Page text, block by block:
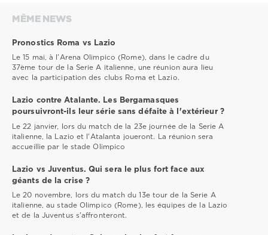
MÊME NEWS
Pronostics Roma vs Lazio
Le 15 mai, à l'Arena Olimpico (Rome), dans le cadre du
37ème tour de la Serie A italienne, une réunion aura lieu
avec la participation des clubs Roma et Lazio.
Lazio contre Atalante. Les Bergamasques
poursuivront-ils leur série sans défaite à l'extérieur ?
Le 22 janvier, lors du match de la 23e journée de la Serie A
italienne, la Lazio et l'Atalanta joueront. La réunion sera
accueillie par le stade Olimpico
Lazio vs Juventus. Qui sera le plus fort face aux
géants de la crise ?
Le 20 novembre, lors du match du 13e tour de la Serie A
italienne, au stade Olimpico (Rome), les équipes de la Lazio
et de la Juventus s'affronteront.